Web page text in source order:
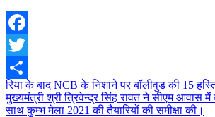
Facebook
Twitter
Share
Post
navigation
रिया के बाद NCB के निशाने पर बॉलीवुड की 15
मुख्यमंत्री श्री त्रिवेन्द्र सिंह रावत ने सीएम आवास में
साथ कुम्भ मेला 2021 की तैयारियों की समीक्षा की।